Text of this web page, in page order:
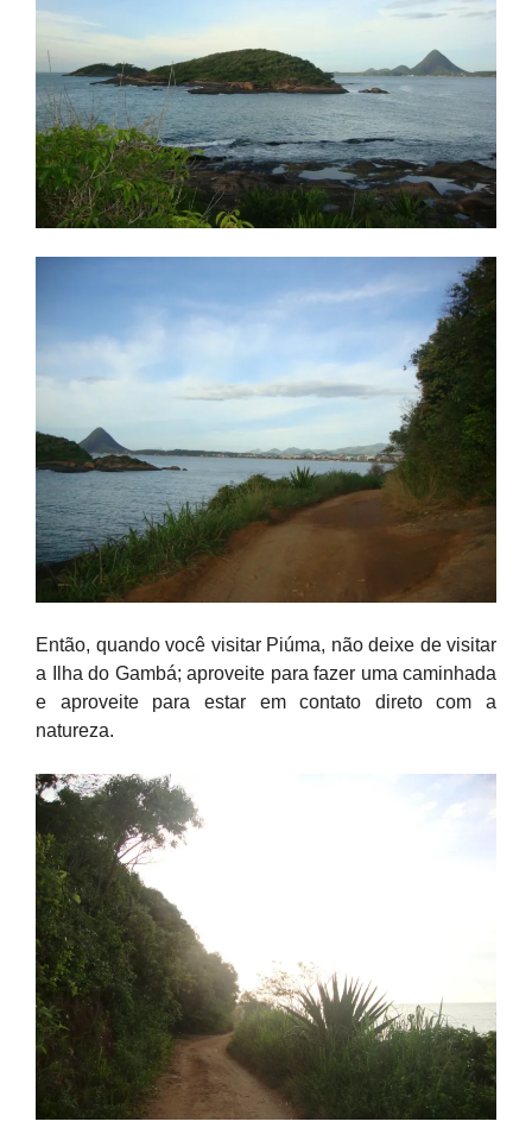
Então, quando você visitar Piúma, não deixe de visitar
a Ilha do Gambá; aproveite para fazer uma caminhada
e aproveite para estar em contato direto com a
natureza.